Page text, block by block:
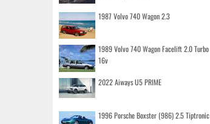
1987 Volvo 740 Wagon 2.3
1989 Volvo 740 Wagon Facelift 2.0 Turbo
16v
2022 Aiways U5 PRIME
1996 Porsche Boxster (986) 2.5 Tiptronic